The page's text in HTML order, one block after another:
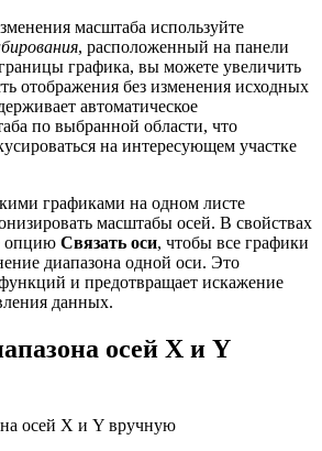
масштаба используйте
, расположенный на панели
графика, вы можете увеличить
отображения без изменения исходных
автоматическое
по выбранной области, что
на интересующем участке
графиками на одном листе
масштабы осей. В свойствах
опцию Связать оси, чтобы все графики
диапазона одной оси. Это
и предотвращает искажение
данных.
осей X и Y